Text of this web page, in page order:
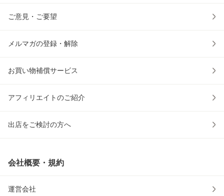
ご意見・ご要望
メルマガの登録・解除
お買い物補償サービス
アフィリエイトのご紹介
出店をご検討の方へ
会社概要・規約
運営会社